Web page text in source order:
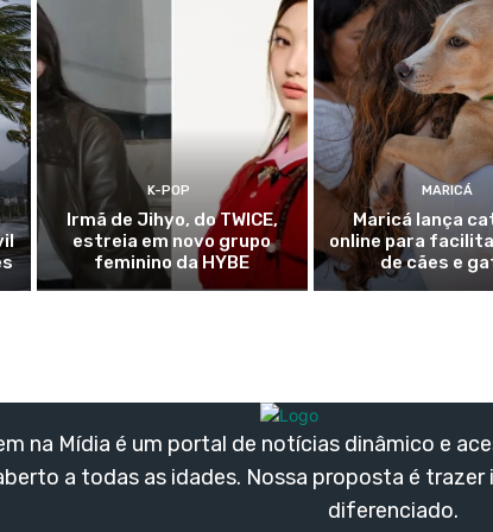
K-POP
Irmã de Jihyo, do TWICE,
estreia em novo grupo
feminino da HYBE
MARICÁ
Maricá lança
online para
de cães e
na Mídia é um portal de notícias dinâmico e
a todas as idades. Nossa proposta é trazer
diferenciado.